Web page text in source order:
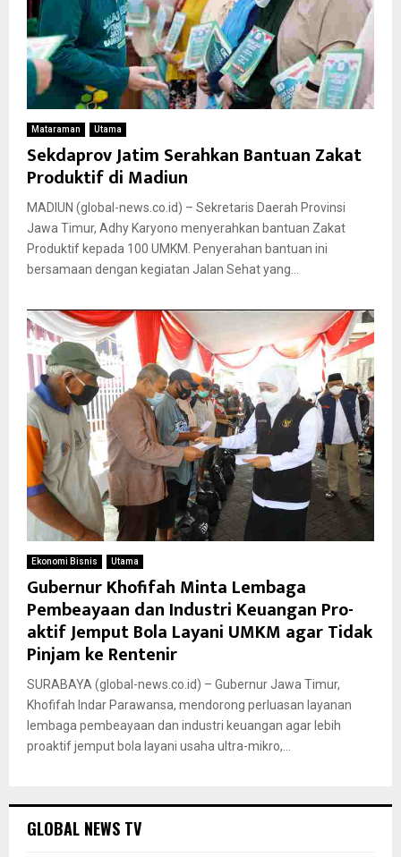
Mataraman Utama
Sekdaprov Jatim Serahkan Bantuan Zakat
Produktif di Madiun
MADIUN (global-news.co.id) – Sekretaris Daerah Provinsi
Jawa Timur, Adhy Karyono menyerahkan bantuan Zakat
Produktif kepada 100 UMKM. Penyerahan bantuan ini
bersamaan dengan kegiatan Jalan Sehat yang...
Ekonomi Bisnis Utama
Gubernur Khofifah Minta Lembaga
Pembeayaan dan Industri Keuangan Pro-
aktif Jemput Bola Layani UMKM agar Tidak
Pinjam ke Rentenir
SURABAYA (global-news.co.id) – Gubernur Jawa Timur,
Khofifah Indar Parawansa, mendorong perluasan layanan
lembaga pembeayaan dan industri keuangan agar lebih
proaktif jemput bola layani usaha ultra-mikro,...
GLOBAL NEWS TV